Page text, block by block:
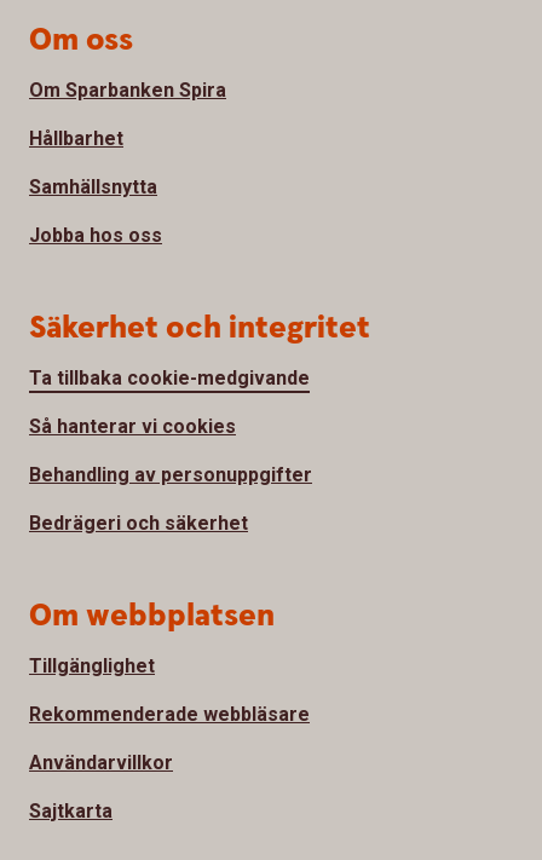
Om oss
Om Sparbanken Spira
Hållbarhet
Samhällsnytta
Jobba hos oss
Säkerhet och integritet
Ta tillbaka cookie-medgivande
Så hanterar vi cookies
Behandling av personuppgifter
Bedrägeri och säkerhet
Om webbplatsen
Tillgänglighet
Rekommenderade webbläsare
Användarvillkor
Sajtkarta